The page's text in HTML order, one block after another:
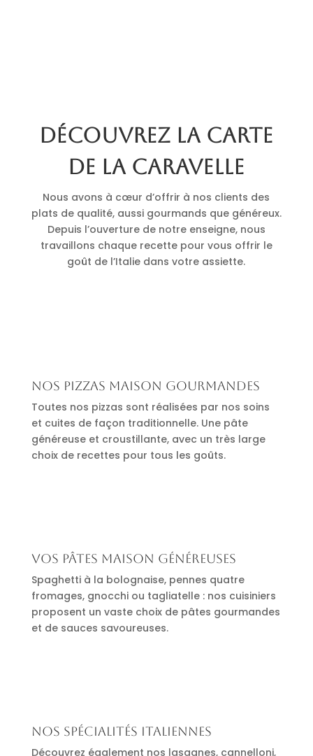
Découvrez la carte
de La Caravelle
Nous avons à cœur d’offrir à nos clients des
plats de qualité, aussi gourmands que généreux.
Depuis l’ouverture de notre enseigne, nous
travaillons chaque recette pour vous offrir le
goût de l’Italie dans votre assiette.
Nos pizzas maison gourmandes
Toutes nos pizzas sont réalisées par nos soins
et cuites de façon traditionnelle. Une pâte
généreuse et croustillante, avec un très large
choix de recettes pour tous les goûts.
Vos pâtes maison généreuses
Spaghetti à la bolognaise, pennes quatre
fromages, gnocchi ou tagliatelle : nos cuisiniers
proposent un vaste choix de pâtes gourmandes
et de sauces savoureuses.
Nos spécialités italiennes
Découvrez également nos lasagnes, cannelloni,